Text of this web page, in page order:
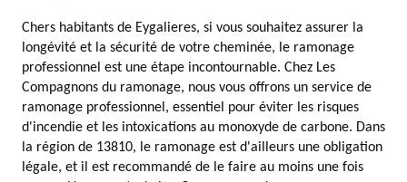
Chers habitants de Eygalieres, si vous souhaitez assurer la
longévité et la sécurité de votre cheminée, le ramonage
professionnel est une étape incontournable. Chez Les
Compagnons du ramonage, nous vous offrons un service de
ramonage professionnel, essentiel pour éviter les risques
d'incendie et les intoxications au monoxyde de carbone. Dans
la région de 13810, le ramonage est d'ailleurs une obligation
légale, et il est recommandé de le faire au moins une fois